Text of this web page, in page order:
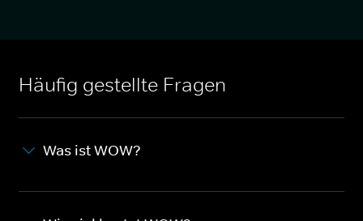
Häufig gestellte Fragen
Was ist WOW?